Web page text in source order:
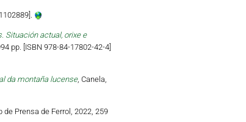
Situación actual, orixe e
pp. [ISBN 978-84-17802-42-4]
da montaña lucense, Canela,
de Prensa de Ferrol, 2022, 259